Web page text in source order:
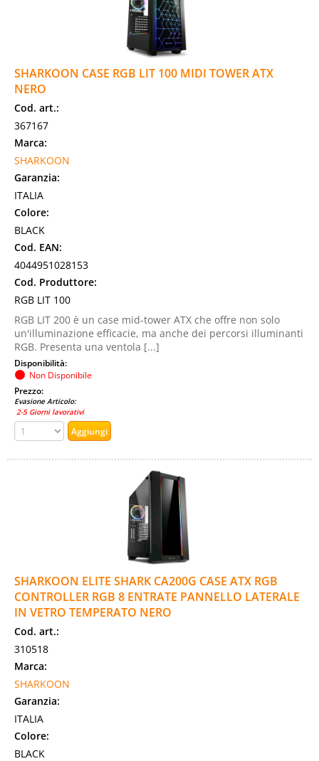
SHARKOON CASE RGB LIT 100 MIDI TOWER ATX
NERO
Cod. art.:
367167
Marca:
SHARKOON
Garanzia:
ITALIA
Colore:
BLACK
Cod. EAN:
4044951028153
Cod. Produttore:
RGB LIT 100
RGB LIT 200 è un case mid-tower ATX che offre non solo
un'illuminazione efficacie, ma anche dei percorsi illuminanti
RGB. Presenta una ventola [...]
Disponibilità:
Non Disponibile
Prezzo:
Evasione Articolo:
2-5 Giorni lavorativi
SHARKOON ELITE SHARK CA200G CASE ATX RGB
CONTROLLER RGB 8 ENTRATE PANNELLO LATERALE
IN VETRO TEMPERATO NERO
Cod. art.:
310518
Marca:
SHARKOON
Garanzia:
ITALIA
Colore:
BLACK